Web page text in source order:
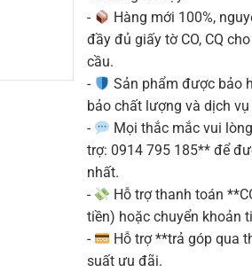
-
Hàng mới 100%,
đầy đủ giấy tờ CO, CQ
cầu.
-
Sản phẩm được bảo
bảo chất lượng và dịch
-
Mọi thắc mắc vui
trợ: 0914 795 185** để
nhất.
-
Hỗ trợ thanh toán
tiền) hoặc chuyển khoản
-
Hỗ trợ **trả góp qua
suất ưu đãi.